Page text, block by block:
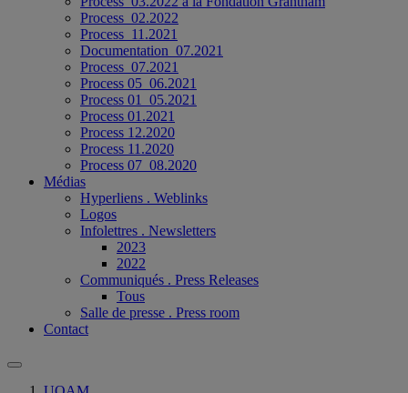
Process_02.2022
Process_11.2021
Documentation_07.2021
Process_07.2021
Process 05_06.2021
Process 01_05.2021
Process 01.2021
Process 12.2020
Process 11.2020
Process 07_08.2020
Médias
Hyperliens . Weblinks
Logos
Infolettres . Newsletters
2023
2022
Communiqués . Press Releases
Tous
Salle de presse . Press room
Contact